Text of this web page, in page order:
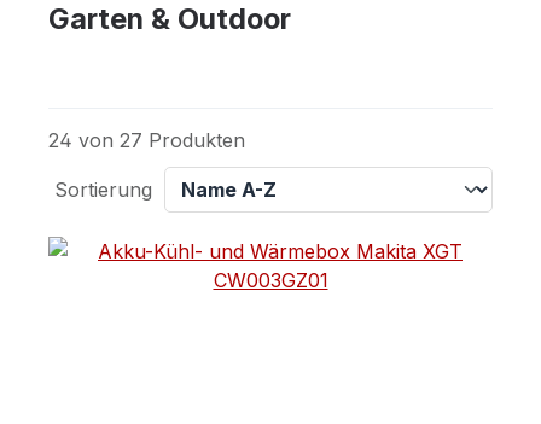
Garten & Outdoor
24 von 27 Produkten
Sortierung